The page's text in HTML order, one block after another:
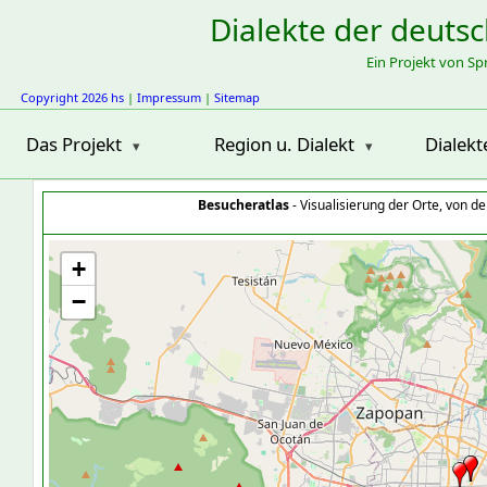
Dialekte der
Ein Projekt von
Copyright 2026 hs | Impressum | Sitemap
Das Projekt Region u. Dialekt
Besucheratlas- Visualisierung der Orte, von
+
−